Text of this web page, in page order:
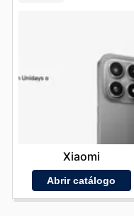
Xiaomi
Abrir catálogo